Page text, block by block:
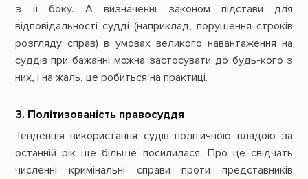
з її боку. А визначенні законом підстави для
відповідальності судді (наприклад, порушення строків
розгляду справ) в умовах великого навантаження на
суддів при бажанні можна застосувати до будь-кого з
них, і на жаль, це робиться на практиці.
3. Політизованість правосуддя
Тенденція використання судів політичною владою за
останній рік ще більше посилилася. Про це свідчать
численні кримінальні справи проти представників